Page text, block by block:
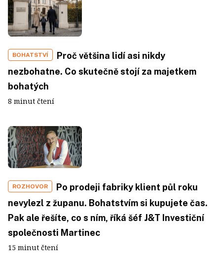
BOHATSTVÍ
Proč většina lidí asi nikdy
nezbohatne. Co skutečně stojí za majetkem
bohatých
8 minut čtení
ROZHOVOR
Po prodeji fabriky klient půl roku
nevylezl z županu. Bohatstvím si kupujete čas.
Pak ale řešíte, co s ním, říká šéf J&T Investiční
společnosti Martinec
15 minut čtení